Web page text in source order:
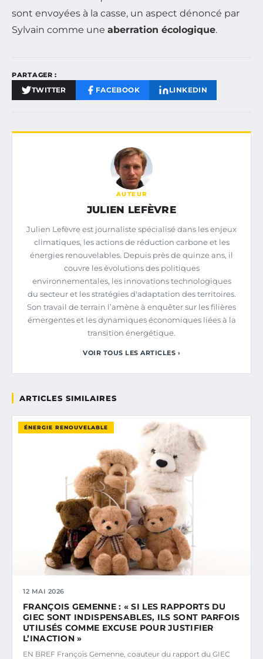
sont envoyées à la casse, un aspect dénoncé par
Sylvain comme une aberration écologique.
PARTAGER :
TWITTER FACEBOOK LINKEDIN
AUTEUR
JULIEN LEFÈVRE
Julien Lefèvre est journaliste spécialisé dans les enjeux
climatiques, les actions de réduction carbone et les
énergies renouvelables. Depuis près de quinze ans, il
couvre les évolutions des politiques
environnementales, les innovations technologiques
du secteur et les stratégies d'adaptation des territoires.
Son travail de terrain l’amène à enquêter sur les filières
émergentes et les dynamiques économiques liées à la
transition énergétique.
VOIR TOUS LES ARTICLES ›
ARTICLES SIMILAIRES
ÉNERGIE RENOUVELABLE
12 MAI 2026
FRANÇOIS GEMENNE : « SI LES RAPPORTS DU
GIEC SONT INDISPENSABLES, ILS SONT PARFOIS
UTILISÉS COMME EXCUSE POUR JUSTIFIER
L’INACTION »
EN BREF François Gemenne, coauteur du rapport du GIEC